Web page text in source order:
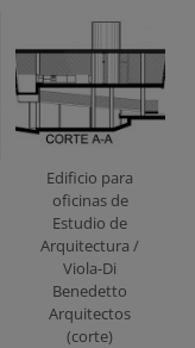
Edificio para
oficinas de
Estudio de
Arquitectura /
Viola-Di
Benedetto
Arquitectos
(corte)